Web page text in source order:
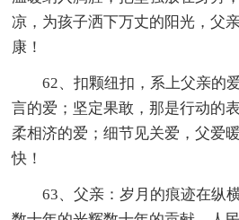
凉，为孩子洒下万丈的阳光，父
康！
62、扣颗纽扣，系上父亲的
言的爱；坚定果敢，那是行动的
柔相济的爱；细节见关爱，父爱
快！
63、父亲：岁月的痕迹在纵